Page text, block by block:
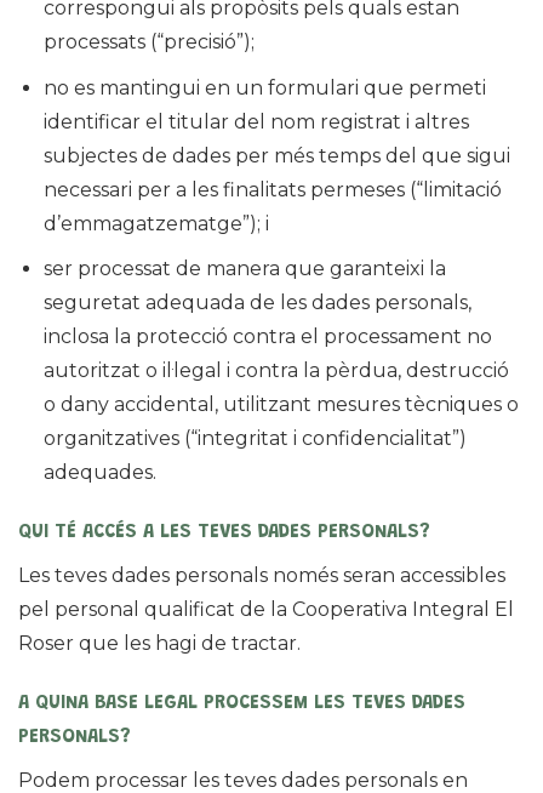
correspongui als propòsits pels quals estan
processats (“precisió”);
no es mantingui en un formulari que permeti
identificar el titular del nom registrat i altres
subjectes de dades per més temps del que sigui
necessari per a les finalitats permeses (“limitació
d’emmagatzematge”); i
ser processat de manera que garanteixi la
seguretat adequada de les dades personals,
inclosa la protecció contra el processament no
autoritzat o il·legal i contra la pèrdua, destrucció
o dany accidental, utilitzant mesures tècniques o
organitzatives (“integritat i confidencialitat”)
adequades.
QUI TÉ ACCÉS A LES TEVES DADES PERSONALS?
Les teves dades personals només seran accessibles
pel personal qualificat de la Cooperativa Integral El
Roser que les hagi de tractar.
A QUINA BASE LEGAL PROCESSEM LES TEVES DADES
PERSONALS?
Podem processar les teves dades personals en